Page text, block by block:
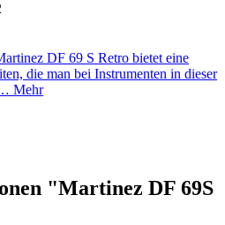
DF 69 S Retro bietet eine
die man bei Instrumenten in dieser
Mehr
"Martinez DF 69S